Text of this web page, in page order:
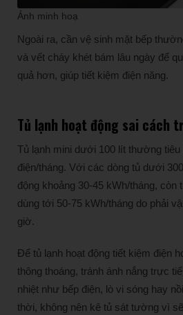
Ảnh minh hoạ
Ngoài ra, cần vệ sinh mặt bếp
và vết cháy khét bám lâu ngày để
quả hơn, giúp tiết kiệm điện năng.
Tủ lạnh hoạt động sai cách
Tủ lạnh mini dưới 100 lít thường tiêu
điện/tháng. Với các dòng tủ dưới
động khoảng 30-45 kWh/tháng, còn
dùng tới 50-75 kWh/tháng do phải
giờ.
Để tủ lạnh hoạt động tiết kiệm điện
thông thoáng, tránh ánh nắng trực
nhiệt như bếp điện, lò vi sóng hay
thời, không nên kê tủ sát tường vì